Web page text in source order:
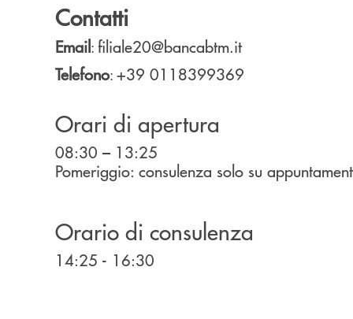
Contatti
Email: filiale20@bancabtm.it
Telefono: +39 0118399369
Orari di apertura
08:30 – 13:25
Pomeriggio: consulenza solo su
Orario di consulenza
14:25 - 16:30